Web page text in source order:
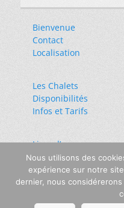
Bienvenue
Contact
Localisation
Les Chalets
Disponibilités
Infos et Tarifs
Livre d’or
Liens amis
Mentions légales
Copyright © 2026Domaine
Nous utilisons des
expérience sur notre
dernier, nous